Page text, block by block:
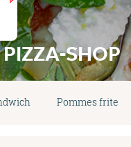
SHOP
Pommes frites